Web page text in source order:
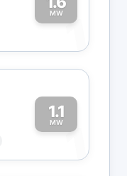
MW1
1.1
MW1